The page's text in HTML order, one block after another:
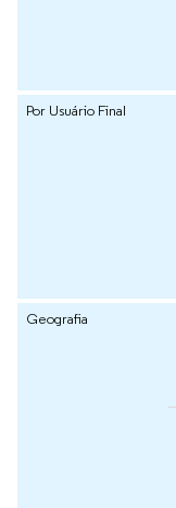
Por Usuário Final
Geografia